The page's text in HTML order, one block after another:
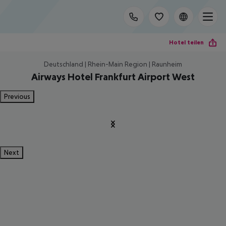
Hotel teilen
Deutschland | Rhein-Main Region | Raunheim
Airways Hotel Frankfurt Airport West
Previous
Next